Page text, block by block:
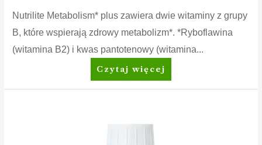
Nutrilite Metabolism* plus zawiera dwie witaminy z grupy
B, które wspierają zdrowy metabolizm*. *Ryboflawina
(witamina B2) i kwas pantotenowy (witamina...
Nutrilite™
Metabolism*
Czytaj więcej